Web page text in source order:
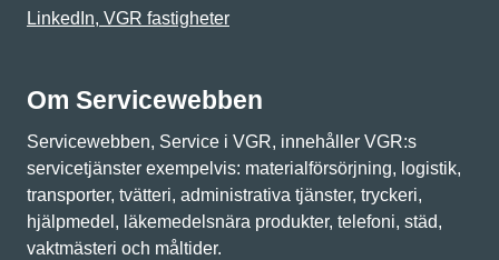
LinkedIn, VGR fastigheter
Om Servicewebben
Servicewebben, Service i VGR, innehåller VGR:s
servicetjänster exempelvis: materialförsörjning, logistik,
transporter, tvätteri, administrativa tjänster, tryckeri,
hjälpmedel, läkemedelsnära produkter, telefoni, städ,
vaktmästeri och måltider.